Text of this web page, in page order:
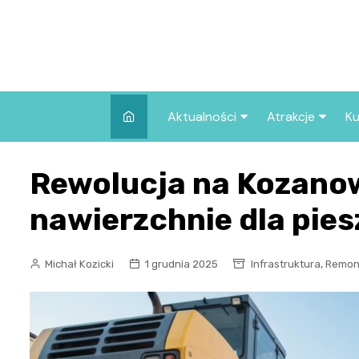
Aktualności
Wszystkie wpisy
Atrakcje
we Wrocławiu
Co warto
Wrocławiu?
Rewolucja na
nawierzchnie dla
Michał Kozicki 1 grudnia 2025 Infrastruktura,